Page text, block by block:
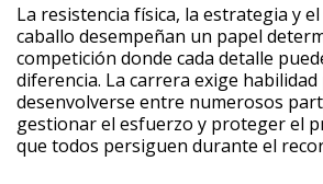
La resistencia física, la estrategia y
caballo desempeñan un papel
competición donde cada detalle
diferencia. La carrera exige habilidad
desenvolverse entre numerosos
gestionar el esfuerzo y proteger el
que todos persiguen durante el